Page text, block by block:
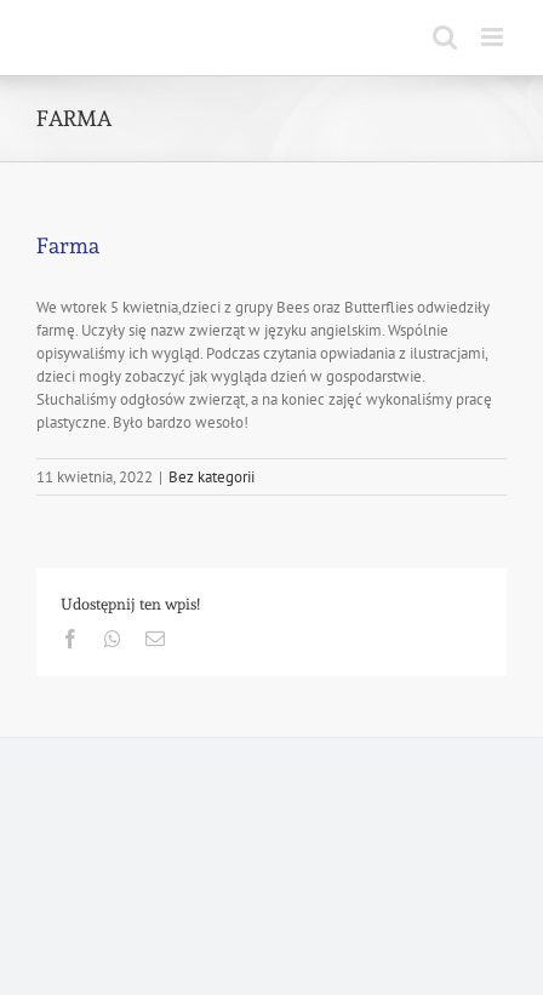
FARMA
Farma
We wtorek 5 kwietnia,dzieci z grupy Bees oraz Butterflies odwiedziły
farmę. Uczyły się nazw zwierząt w języku angielskim. Wspólnie
opisywaliśmy ich wygląd. Podczas czytania opwiadania z ilustracjami,
dzieci mogły zobaczyć jak wygląda dzień w gospodarstwie.
Słuchaliśmy odgłosów zwierząt, a na koniec zajęć wykonaliśmy pracę
plastyczne. Było bardzo wesoło!
11 kwietnia, 2022 | Bez kategorii
Udostępnij ten wpis!
FacebookWhatsapp
Email